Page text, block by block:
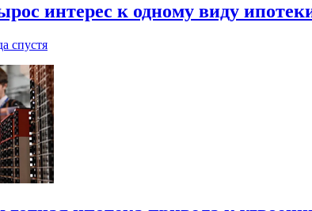
интерес к одному виду
спустя